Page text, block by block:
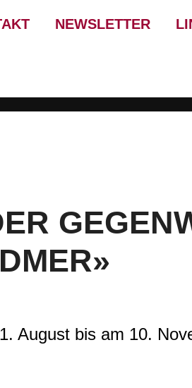
NEWSLETTER
August bis am 10.